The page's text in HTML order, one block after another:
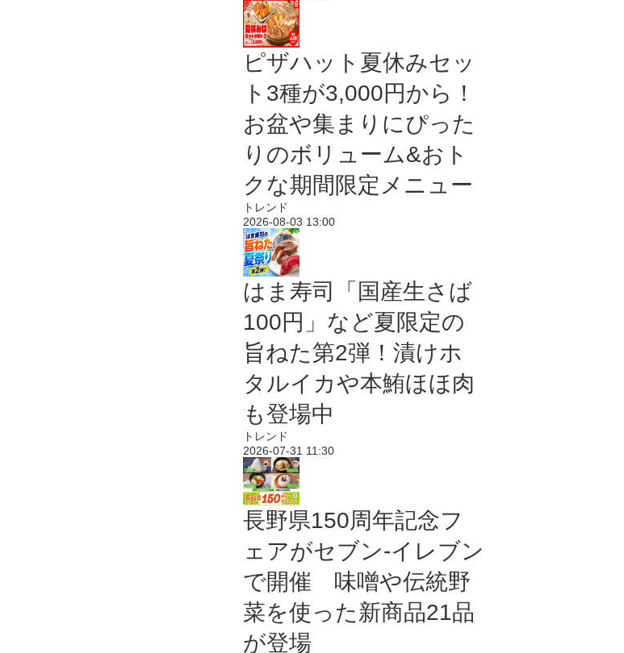
ピザハット夏休みセッ
ト3種が3,000円から！
お盆や集まりにぴった
りのボリューム&おト
クな期間限定メニュー
トレンド
2026-08-03 13:00
はま寿司「国産生さば
100円」など夏限定の
旨ねた第2弾！漬けホ
タルイカや本鮪ほほ肉
も登場中
トレンド
2026-07-31 11:30
長野県150周年記念フ
ェアがセブン-イレブン
で開催 味噌や伝統野
菜を使った新商品21品
が登場